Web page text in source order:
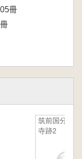
冊
筑前国分尼
寺跡2